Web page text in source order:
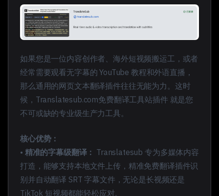
如果您是一位内容创作者、海外短视频搬运工，或者
经常需要观看无字幕的 YouTube 教程和外语直播，
那么通用的网页文本翻译插件往往无能为力。这时
候， Translatesub.com免费翻译工具站插件就是您
不可或缺的专业级生产力工具。
核心优势：
• 精准的字幕级翻译： Translatesub 专为多媒体内容
打造，能够支持本地文件上传， 精准免费翻译插件识
别并自动翻译 SRT 字幕文件，无论是长视频还是
TikTok 短视频都能轻松应对。